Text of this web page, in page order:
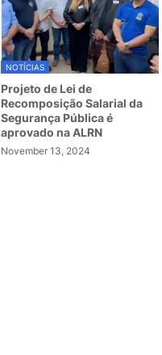
NOTÍCIAS
Projeto de Lei de
Recomposição Salarial da
Segurança Pública é
aprovado na ALRN
November 13, 2024